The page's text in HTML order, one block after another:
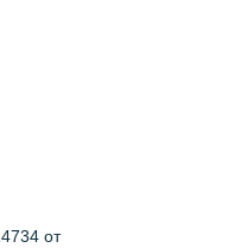
от